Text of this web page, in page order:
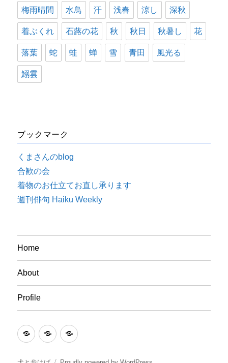
梅雨晴間 水鳥 汗 浅春 涼し 深秋
着ぶくれ 石蕗の花 秋 秋日 秋暑し 花
落葉 蛇 蛙 蝉 雪 青田 風光る
鰯雲
ブックマーク
くまさんのblog
合歓の会
着物のお仕立てお直し承ります
週刊俳句 Haiku Weekly
Home
About
Profile
HomeAboutProfile